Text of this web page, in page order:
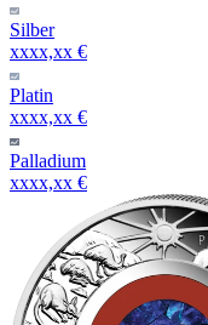
Silber
xxxx,xx €
Platin
xxxx,xx €
Palladium
xxxx,xx €